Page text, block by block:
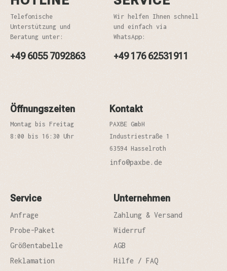
Telefonische
Unterstützung und
Beratung unter:
+49 6055 7092863
Wir helfen Ihnen schnell
und einfach via
WhatsApp:
+49 176 62531911
Öffnungszeiten
Montag bis Freitag
8:00 bis 16:30 Uhr
Kontakt
PAXBE GmbH
Industriestraße 1
63594 Hasselroth
info@paxbe.de
Service
Anfrage
Probe-Paket
Größentabelle
Reklamation
Unternehmen
Zahlung & Versand
Widerruf
AGB
Hilfe / FAQ